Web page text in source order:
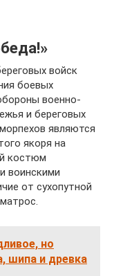
войск
боевых
военно-
и береговых
являются
якоря на
костюм
воинскими
от сухопутной
но
шипа и древка